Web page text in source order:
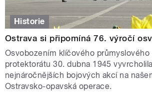
Historie
Ostrava si připomíná 76. výročí
Osvobozením klíčového průmyslového
protektorátu 30. dubna 1945
nejnáročnějších bojových akcí na
Ostravsko-opavská operace.